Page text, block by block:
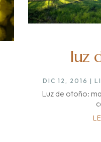
luz
DIC 12, 2016 |
Luz de otoño: